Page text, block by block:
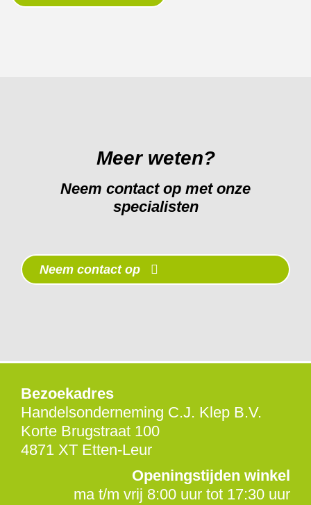
Meer weten?
Neem contact op met onze
specialisten
Neem contact op
Bezoekadres
Handelsonderneming C.J. Klep B.V.
Korte Brugstraat 100
4871 XT Etten-Leur
Openingstijden winkel
ma t/m vrij 8:00 uur tot 17:30 uur